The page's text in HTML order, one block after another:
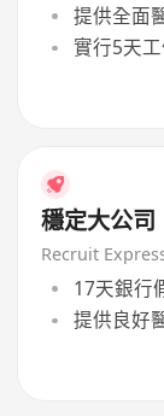
提供全面
實行5天
Recruit
17天銀行
提供良好